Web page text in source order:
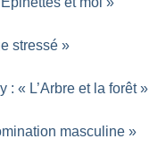
stressé »
: « L’Arbre et la forêt »
masculine »